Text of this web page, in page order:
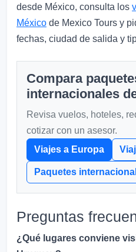
desde México, consulta los
México de Mexico Tours y
fechas, ciudad de salida y
Compara
internacionales
Revisa vuelos, hoteles,
cotizar con un asesor.
Viajes a Europa
Paquetes
Preguntas
¿Qué lugares conviene